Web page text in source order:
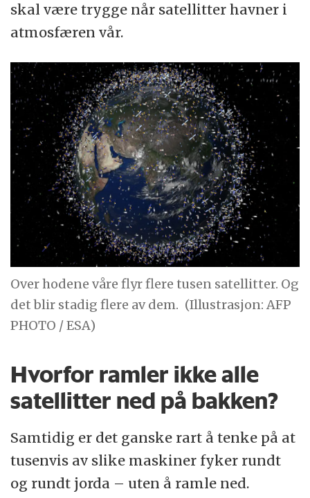
skal være trygge når satellitter havner i
atmosfæren vår.
Over hodene våre flyr flere tusen satellitter. Og
det blir stadig flere av dem. (Illustrasjon: AFP
PHOTO / ESA)
Hvorfor ramler ikke alle
satellitter ned på bakken?
Samtidig er det ganske rart å tenke på at
tusenvis av slike maskiner fyker rundt
og rundt jorda – uten å ramle ned.